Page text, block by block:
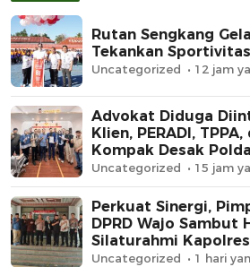
Rutan Sengkang
Tekankan Sportivitas
Uncategorized 12 jam
Advokat Diduga
Klien, PERADI, TPPA,
Kompak Desak
Dugaan Premanisme
Uncategorized 15 jam
Perkuat Sinergi,
DPRD Wajo Sambut
Silaturahmi
Uncategorized 1 hari